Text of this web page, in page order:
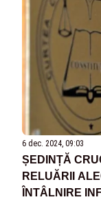
6 dec. 2024, 09:03
ȘEDINȚĂ
RELUĂRII
ÎNTÂLNIRE